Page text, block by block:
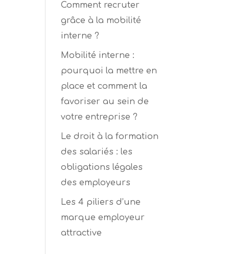
Comment recruter
grâce à la mobilité
interne ?
Mobilité interne :
pourquoi la mettre en
place et comment la
favoriser au sein de
votre entreprise ?
Le droit à la formation
des salariés : les
obligations légales
des employeurs
Les 4 piliers d’une
marque employeur
attractive